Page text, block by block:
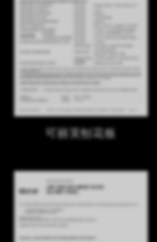
下载专区
代理商
LOGIN
SHAPING SURFACES
CN
可丽芙刨花板